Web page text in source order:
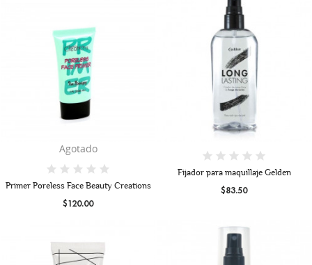
Agotado
Primer Poreless Face Beauty Creations
$120.00
Fijador para maquillaje Gelden
$83.50